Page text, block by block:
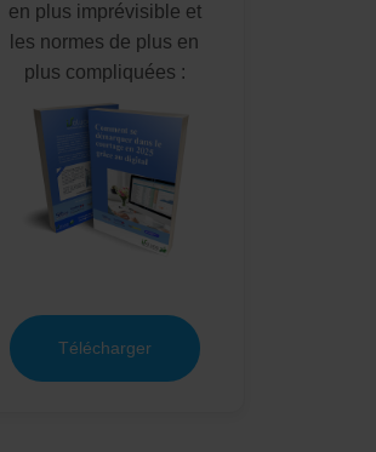
en plus imprévisible et
les normes de plus en
plus compliquées :
Télécharger